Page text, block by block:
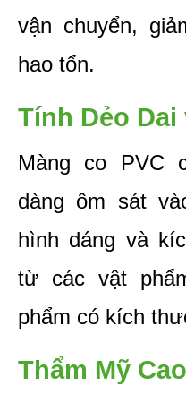
vận chuyển,
hao tổn.
Tính Dẻo
Màng co PVC
dàng ôm sát
hình dáng và
từ các vật
phẩm có kích
Thẩm Mỹ